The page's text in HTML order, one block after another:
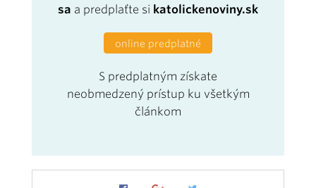
sa a predplaťte si katolickenoviny.sk
online predplatné
S predplatným získate
neobmedzený prístup ku všetkým
článkom